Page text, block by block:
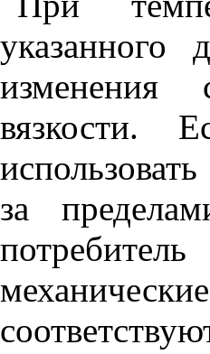
указанного
изменения
вязкости.
использовать
за
потребитель
механические